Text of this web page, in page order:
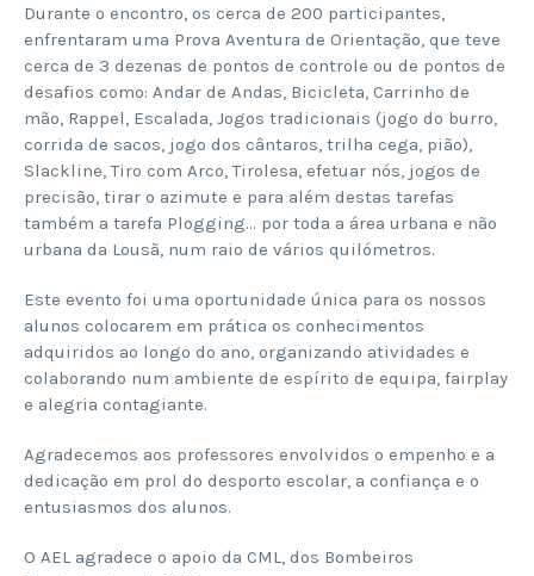
Durante o encontro, os cerca de 200 participantes,
enfrentaram uma Prova Aventura de Orientação, que teve
cerca de 3 dezenas de pontos de controle ou de pontos de
desafios como: Andar de Andas, Bicicleta, Carrinho de
mão, Rappel, Escalada, Jogos tradicionais (jogo do burro,
corrida de sacos, jogo dos cântaros, trilha cega, pião),
Slackline, Tiro com Arco, Tirolesa, efetuar nós, jogos de
precisão, tirar o azimute e para além destas tarefas
também a tarefa Plogging… por toda a área urbana e não
urbana da Lousã, num raio de vários quilómetros.
Este evento foi uma oportunidade única para os nossos
alunos colocarem em prática os conhecimentos
adquiridos ao longo do ano, organizando atividades e
colaborando num ambiente de espírito de equipa, fairplay
e alegria contagiante.
Agradecemos aos professores envolvidos o empenho e a
dedicação em prol do desporto escolar, a confiança e o
entusiasmos dos alunos.
O AEL agradece o apoio da CML, dos Bombeiros